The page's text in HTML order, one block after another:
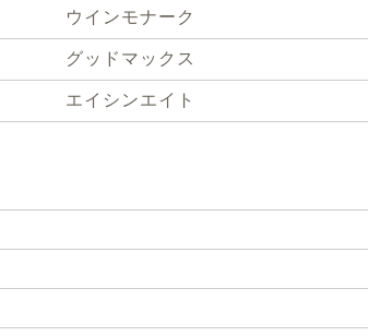
ウインモナーク
グッドマックス
エイシンエイト